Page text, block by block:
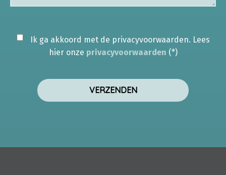
Ik ga akkoord met de privacyvoorwaarden. Lees
hier onze privacyvoorwaarden (*)